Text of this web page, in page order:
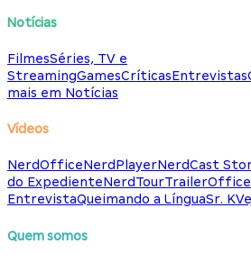
Notícias
FilmesSéries, TV e
StreamingGamesCríticasEntrevistas
mais em Notícias
Vídeos
NerdOfficeNerdPlayerNerdCast
do ExpedienteNerdTourTrailerOffice
EntrevistaQueimando a LínguaSr. K
Quem somos